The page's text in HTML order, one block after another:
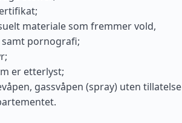
materiale som fremmer vold,
pornografi;
er etterlyst;
gassvåpen (spray) uten tillatelse